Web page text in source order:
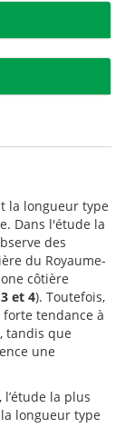
la longueur type
Dans l'étude la
des
du Royaume-
côtière
et 4). Toutefois,
forte tendance à
tandis que
une
la plus
longueur type